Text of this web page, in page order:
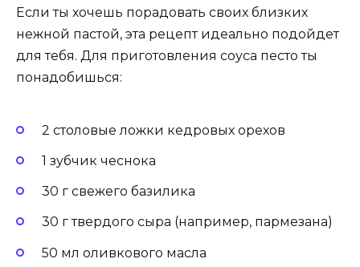
Если ты хочешь порадовать своих близких
нежной пастой, эта рецепт идеально подойдет
для тебя. Для приготовления соуса песто ты
понадобишься:
2 столовые ложки кедровых орехов
1 зубчик чеснока
30 г свежего базилика
30 г твердого сыра (например, пармезана)
50 мл оливкового масла